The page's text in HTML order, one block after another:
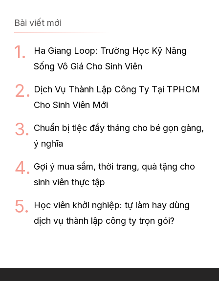
Bài viết mới
Ha Giang Loop: Trường Học Kỹ Năng
Sống Vô Giá Cho Sinh Viên
Dịch Vụ Thành Lập Công Ty Tại TPHCM
Cho Sinh Viên Mới
Chuẩn bị tiệc đầy tháng cho bé gọn gàng,
ý nghĩa
Gợi ý mua sắm, thời trang, quà tặng cho
sinh viên thực tập
Học viên khởi nghiệp: tự làm hay dùng
dịch vụ thành lập công ty trọn gói?